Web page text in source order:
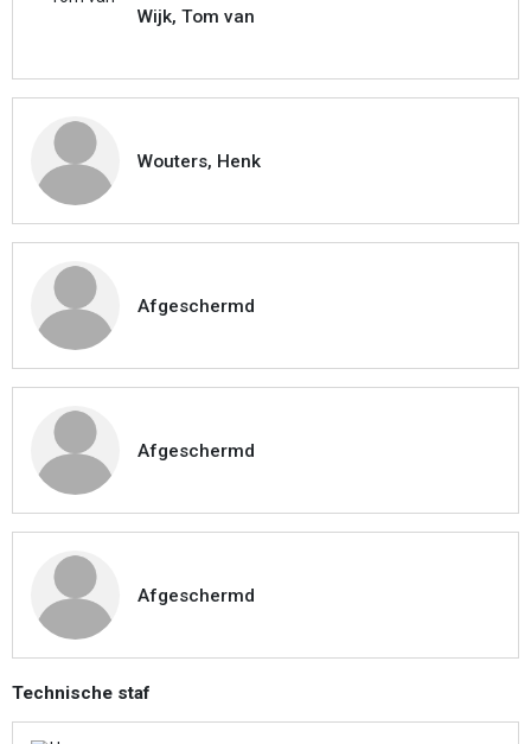
Wijk, Tom van
Wouters, Henk
Afgeschermd
Afgeschermd
Afgeschermd
Technische staf